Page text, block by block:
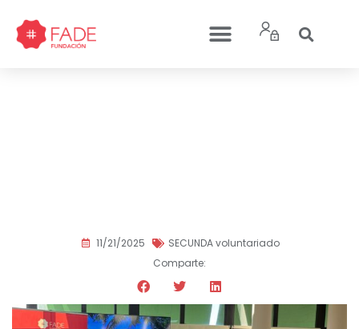
11/21/2025
SECUNDA voluntariado
Comparte: